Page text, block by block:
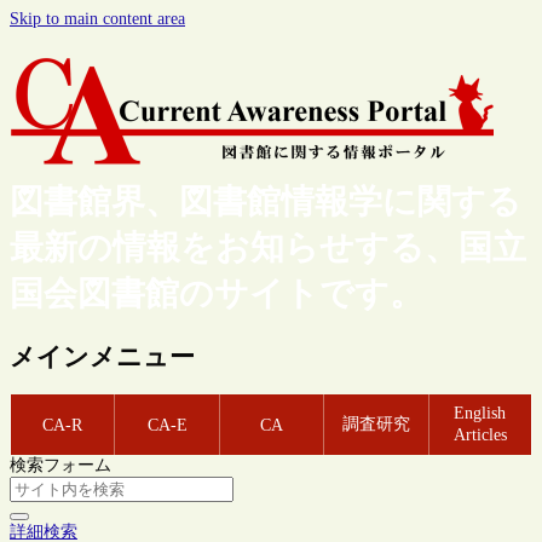
Skip to main content area
図書館界、図書館情報学に関する
最新の情報をお知らせする、国立
国会図書館のサイトです。
メインメニュー
CA-R CA-E CA 調査研究
English
Articles
検索フォーム
詳細検索